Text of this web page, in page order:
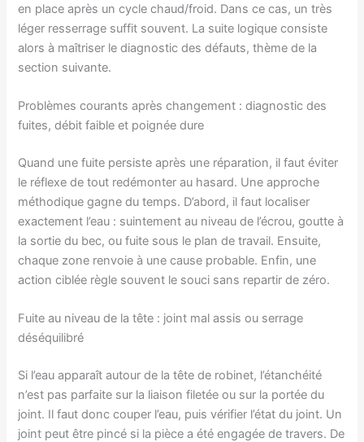
en place après un cycle chaud/froid. Dans ce cas, un très
léger resserrage suffit souvent. La suite logique consiste
alors à maîtriser le diagnostic des défauts, thème de la
section suivante.
Problèmes courants après changement : diagnostic des
fuites, débit faible et poignée dure
Quand une fuite persiste après une réparation, il faut éviter
le réflexe de tout redémonter au hasard. Une approche
méthodique gagne du temps. D’abord, il faut localiser
exactement l’eau : suintement au niveau de l’écrou, goutte à
la sortie du bec, ou fuite sous le plan de travail. Ensuite,
chaque zone renvoie à une cause probable. Enfin, une
action ciblée règle souvent le souci sans repartir de zéro.
Fuite au niveau de la tête : joint mal assis ou serrage
déséquilibré
Si l’eau apparaît autour de la tête de robinet, l’étanchéité
n’est pas parfaite sur la liaison filetée ou sur la portée du
joint. Il faut donc couper l’eau, puis vérifier l’état du joint. Un
joint peut être pincé si la pièce a été engagée de travers. De